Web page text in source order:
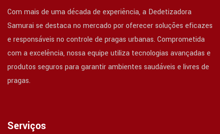
Com mais de uma década de experiência, a Dedetizadora
Samurai se destaca no mercado por oferecer soluções eficazes
e responsáveis no controle de pragas urbanas. Comprometida
com a excelência, nossa equipe utiliza tecnologias avançadas e
produtos seguros para garantir ambientes saudáveis e livres de
pragas.
Serviços